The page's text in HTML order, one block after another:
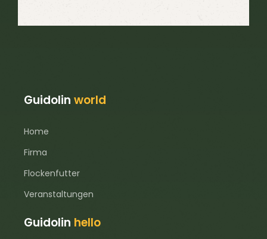
Guidolinworld
Home
Firma
Flockenfutter
Veranstaltungen
Guidolin hello